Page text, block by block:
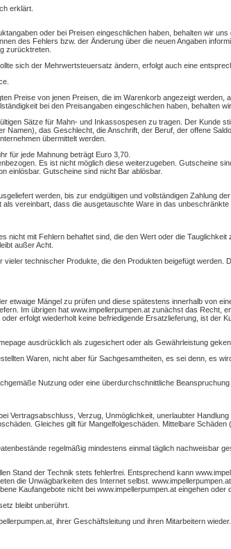
erklärt.
oder bei Preisen eingeschlichen haben, behalten wir
des Fehlers bzw. der Änderung über die neuen Angaben
zurücktreten.
sich der Mehrwertsteuersatz ändern, erfolgt auch eine
Preise von jenen Preisen, die im Warenkorb angezeigt werden,
bei den Preisangaben eingeschlichen haben, behalten
Sätze für Mahn- und Inkassospesen zu tragen. Der Kunde
das Geschlecht, die Anschrift, der Beruf, der offene
übermittelt werden.
für jede Mahnung beträgt Euro 3,70.
Es ist nicht möglich diese weiterzugeben. Gutscheine
einlösbar. Gutscheine sind nicht Bar ablösbar.
werden, bis zur endgültigen und vollständigen Zahlung
vereinbart, dass die ausgetauschte Ware in das unbeschränkte
mit Fehlern behaftet sind, die den Wert oder die
außer Acht.
technischer Produkte, die den Produkten beigefügt werden.
etwaige Mängel zu prüfen und diese spätestens innerhalb von
Im übrigen hat www.impellerpumpen.at zunächst das Recht,
erfolgt wiederholt keine befriedigende Ersatzlieferung, ist der
ausdrücklich als zugesichert oder als Gewährleistung
Waren, nicht aber für Sachgesamtheiten, es sei denn, es
Nutzung oder eine überdurchschnittliche
Vertragsabschluss, Verzug, Unmöglichkeit, unerlaubter
Gleiches gilt für Mangelfolgeschäden. Mittelbare Schäden
regelmäßig mindestens einmal täglich nachweisbar
Stand der Technik stets fehlerfrei. Entsprechend kann
die Unwägbarkeiten des Internet selbst.
Kaufangebote nicht bei www.impellerpumpen.at eingehen oder
bleibt unberührt.
ihrer Geschäftsleitung und ihren Mitarbeitern